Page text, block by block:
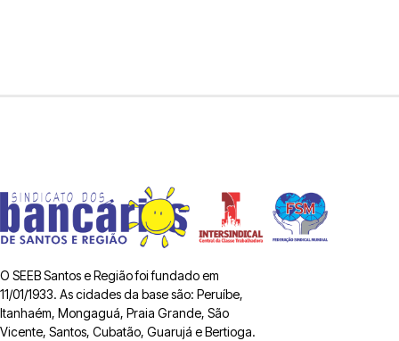
O SEEB Santos e Região foi fundado em
11/01/1933. As cidades da base são: Peruíbe,
Itanhaém, Mongaguá, Praia Grande, São
Vicente, Santos, Cubatão, Guarujá e Bertioga.